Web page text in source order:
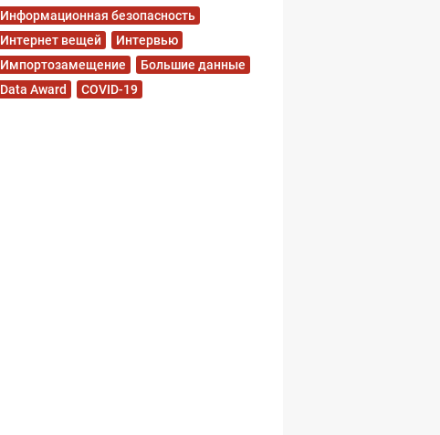
Информационная безопасность
Интернет вещей
Интервью
Импортозамещение
Большие данные
Data Award
COVID-19